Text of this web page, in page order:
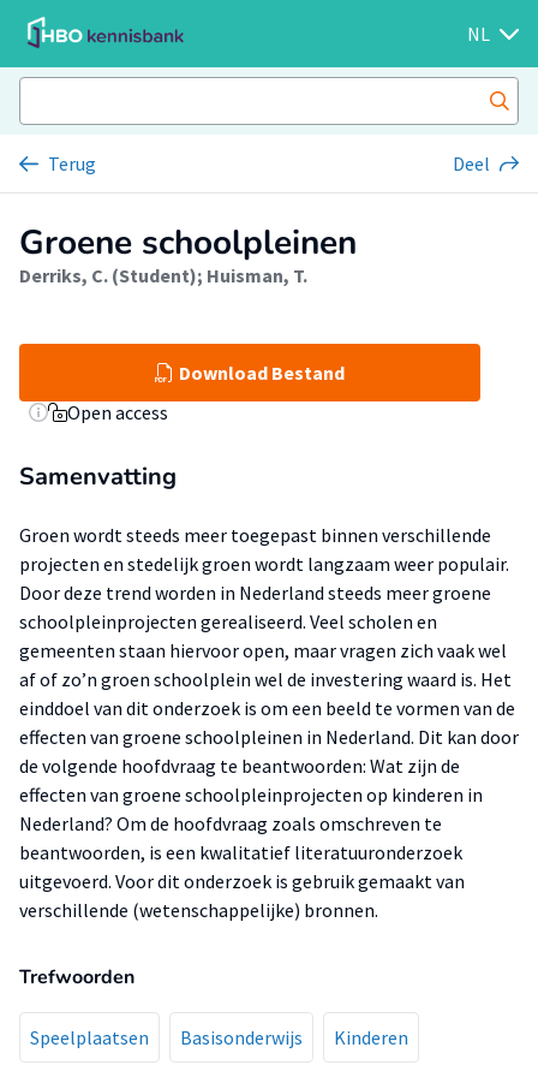
NL
Terug Deel
Groene schoolpleinen
Derriks, C. (Student); Huisman, T.
Download Bestand
Open access
Samenvatting
Groen wordt steeds meer toegepast binnen verschillende
projecten en stedelijk groen wordt langzaam weer populair.
Door deze trend worden in Nederland steeds meer groene
schoolpleinprojecten gerealiseerd. Veel scholen en
gemeenten staan hiervoor open, maar vragen zich vaak wel
af of zo’n groen schoolplein wel de investering waard is. Het
einddoel van dit onderzoek is om een beeld te vormen van de
effecten van groene schoolpleinen in Nederland. Dit kan door
de volgende hoofdvraag te beantwoorden: Wat zijn de
effecten van groene schoolpleinprojecten op kinderen in
Nederland? Om de hoofdvraag zoals omschreven te
beantwoorden, is een kwalitatief literatuuronderzoek
uitgevoerd. Voor dit onderzoek is gebruik gemaakt van
verschillende (wetenschappelijke) bronnen.
Trefwoorden
Speelplaatsen Basisonderwijs Kinderen